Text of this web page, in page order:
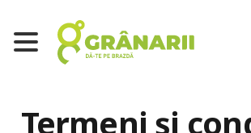
Termeni și